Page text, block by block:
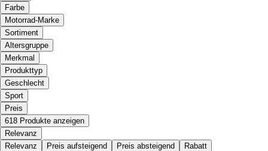
Farbe
Motorrad-Marke
Sortiment
Altersgruppe
Merkmal
Produkttyp
Geschlecht
Sport
Preis
618 Produkte anzeigen
Relevanz
Relevanz
Preis aufsteigend Preis absteigend Rabatt